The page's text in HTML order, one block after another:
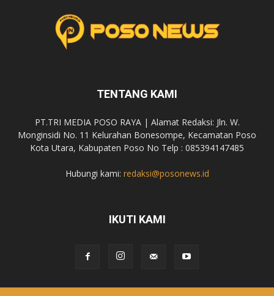
TENTANG KAMI
PT.TRI MEDIA POSO RAYA | Alamat Redaksi: Jln. W.
Monginsidi No. 11 Kelurahan Bonesompe, Kecamatan Poso
Kota Utara, Kabupaten Poso No Telp : 085394147485
Hubungi kami: redaksi@posonews.id
IKUTI KAMI